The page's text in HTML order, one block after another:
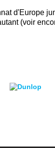
d'Europe
(voir